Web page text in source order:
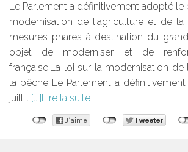
Le Parlement a définitivement adopté le
modernisation de l'agriculture et de la
mesures phares à destination du
objet de moderniser et de
française.La loi sur la modernisation
la pêche Le Parlement a
juill...
Lire la suite